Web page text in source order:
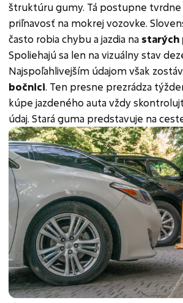
štruktúru gumy. Tá postupne tvrdne
priľnavosť na mokrej vozovke.
často robia chybu a jazdia na starých
Spoliehajú sa len na vizuálny stav
Najspoľahlivejším údajom však
bočnici. Ten presne prezrádza
kúpe jazdeného auta vždy
údaj. Stará guma predstavuje na